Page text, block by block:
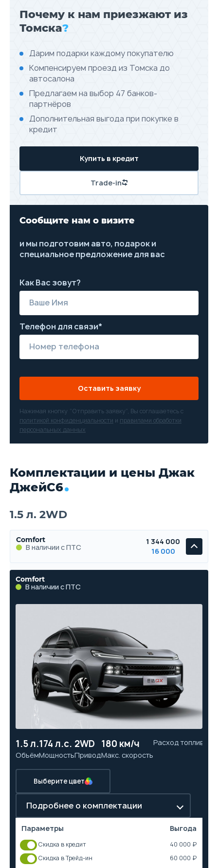
Почему к нам приезжают из
Томска?
Дарим подарки каждому покупателю
Компенсируем проезд из Томска до
автосалона
Предлагаем на выбор 47 банков-
партнёров
Дополнительная выгода при покупке в
кредит
Купить в кредит
Trade-in
Сообщите нам о визите
и мы подготовим авто, подарок и
специальное предложение для вас
Как Вас зовут?
Телефон для связи*
Оставить заявку
Нажимая кнопку “Отправить заявку”, Вы соглашаетесь с
политикой конфиденциальности и правилами обработки
персональных данных
Комплектации и цены Джак
ДжейС6
1.5 л. 2WD
Comfort
В наличии с ПТС
1 344 000
16 000
Comfort
В наличии с ПТС
1.5 л.
Объём
174 л.с.
Мощность
2WD
Привод
180 км/ч
Макс. скорость
Расход топлива
Выберите цвет
Подробнее о комплектации
Параметры Выгода
Скидка в кредит
40 000 ₽
Скидка в Трейд-ин
60 000 ₽